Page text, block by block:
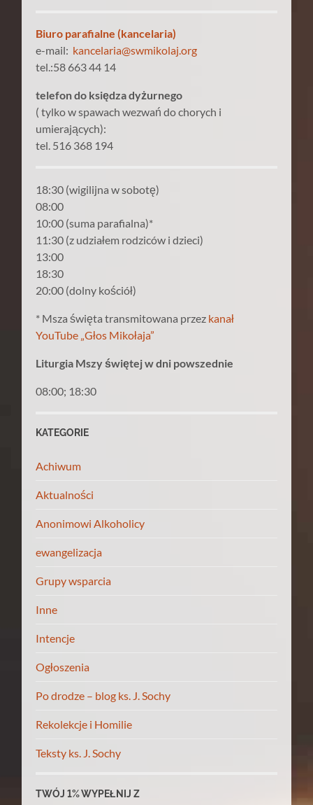
Biuro parafialne (kancelaria)
e-mail: kancelaria@swmikolaj.org
tel.:58 663 44 14
telefon do księdza dyżurnego
( tylko w spawach wezwań do chorych i
umierających):
tel. 516 368 194
18:30 (wigilijna w sobotę)
08:00
10:00 (suma parafialna)*
11:30 (z udziałem rodziców i dzieci)
13:00
18:30
20:00 (dolny kościół)
* Msza święta transmitowana przez kanał
YouTube „Głos Mikołaja”
Liturgia Mszy świętej w dni powszednie
08:00; 18:30
KATEGORIE
Achiwum
Aktualności
Anonimowi Alkoholicy
ewangelizacja
Grupy wsparcia
Inne
Intencje
Ogłoszenia
Po drodze – blog ks. J. Sochy
Rekolekcje i Homilie
Teksty ks. J. Sochy
TWÓJ 1% WYPEŁNIJ Z